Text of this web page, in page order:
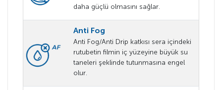
daha güçlü olmasını sağlar.
Anti Fog
Anti Fog/Anti Drip katkısı sera içindeki
rutubetin filmin iç yüzeyine büyük su
taneleri şeklinde tutunmasına engel
olur.